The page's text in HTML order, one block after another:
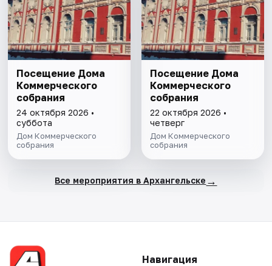
Посещение Дома
Коммерческого
собрания
24 октября 2026 •
суббота
Дом Коммерческого
собрания
Посещение Дома
Коммерческого
собрания
22 октября 2026 •
четверг
Дом Коммерческого
собрания
Все мероприятия в Архангельске →
Навигация